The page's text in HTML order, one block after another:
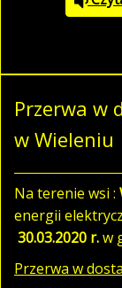
Przerwa w
w Wieleniu
Na terenie wsi :
energii
30.03.2020 r.w
Przerwa w